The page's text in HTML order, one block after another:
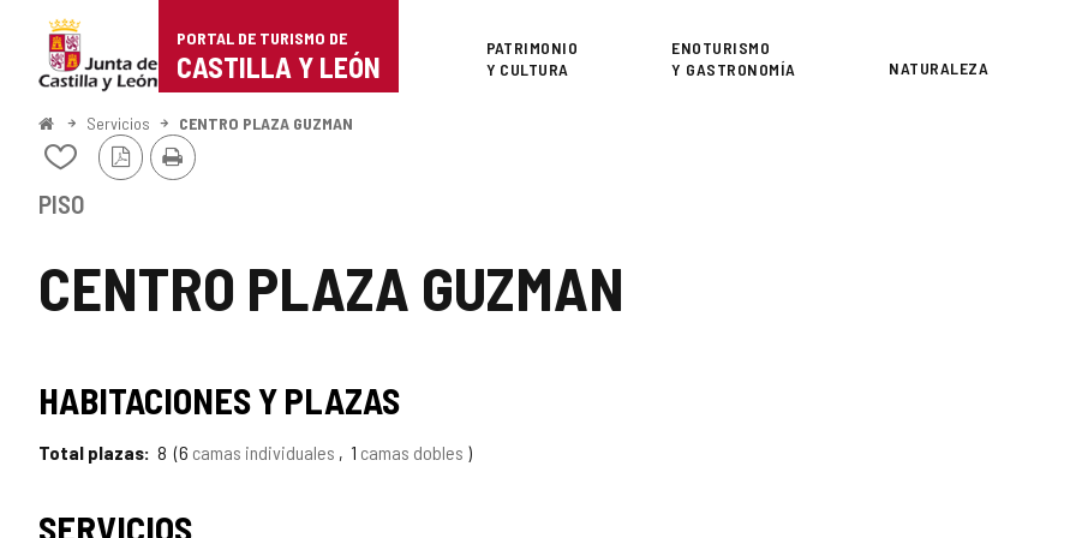
Portal
de
Turismo
Castilla
León
PORTAL DE TURISMO DE
CASTILLA Y LEÓN
Superior
PATRIMONIO
Y CULTURA
ENOTURISMO
Y GASTRONOMÍA
NATURALEZA
InicioServicios CENTRO PLAZA GUZMAN
CENTRO PLAZA GUZMAN
Añadir/quitar
mis
Versión
PDF
Imprimir
PISO
HABITACIONES Y PLAZAS
Total plazas 8 6 camas individuales 1 camas dobles
SERVICIOS